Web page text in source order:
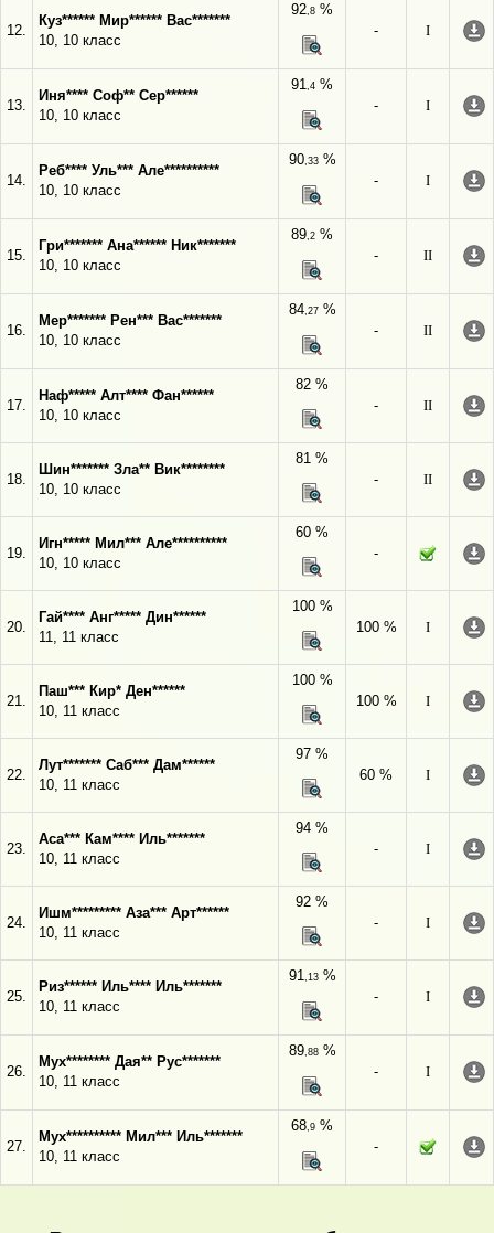
12.
Куз****** Мир****** Вас*******
10, 10 класс
92,8 %
-
I
13.
Иня**** Соф** Сер******
10, 10 класс
91,4 %
-
I
14.
Реб**** Уль*** Але**********
10, 10 класс
90,33%
-
I
15.
Гри******* Ана****** Ник*******
10, 10 класс
89,2 %
-
II
16.
Мер******* Рен*** Вас*******
10, 10 класс
84,27%
-
II
17.
Наф***** Алт**** Фан******
10, 10 класс
82 %
-
II
18.
Шин******* Зла** Вик********
10, 10 класс
81 %
-
II
19.
Игн***** Мил*** Але**********
10, 10 класс
60 %
-
20.
Гай**** Анг***** Дин******
11, 11 класс
100 %
100 %
I
21.
Паш*** Кир* Ден******
10, 11 класс
100 %
100 %
I
22.
Лут******* Саб*** Дам******
10, 11 класс
97 %
60 %
I
23.
Аса*** Кам**** Иль*******
10, 11 класс
94 %
-
I
24.
Ишм********* Аза*** Арт******
10, 11 класс
92 %
-
I
25.
Риз****** Иль**** Иль*******
10, 11 класс
91,13%
-
I
26.
Мух******** Дая** Рус*******
10, 11 класс
89,88%
-
I
27.
Мух********** Мил*** Иль*******
10, 11 класс
68,9 %
-